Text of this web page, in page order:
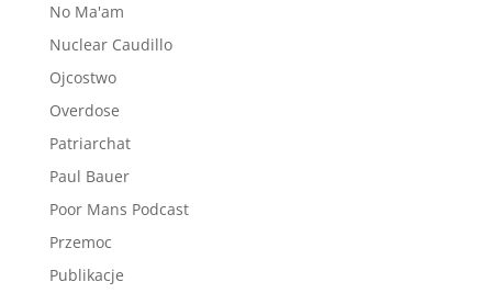
No Ma'am
Nuclear Caudillo
Ojcostwo
Overdose
Patriarchat
Paul Bauer
Poor Mans Podcast
Przemoc
Publikacje